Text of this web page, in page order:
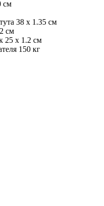
см
38 x 1.35 см
см
25 x 1.2 см
150 кг